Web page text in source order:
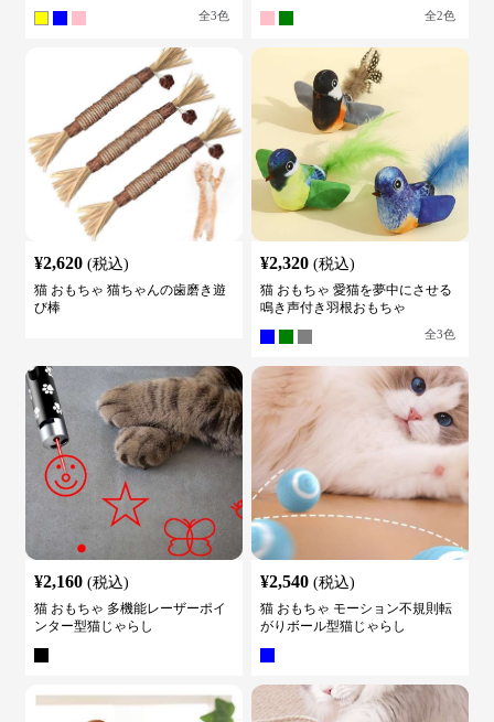
全3色 全2色
¥2,620 (税込)
猫 おもちゃ 猫ちゃんの歯磨き遊
び棒
¥2,320 (税込)
猫 おもちゃ 愛猫を夢中にさせる
鳴き声付き羽根おもちゃ
全3色
¥2,160 (税込)
猫 おもちゃ 多機能レーザーポイ
ンター型猫じゃらし
¥2,540 (税込)
猫 おもちゃ モーション不規則転
がりボール型猫じゃらし